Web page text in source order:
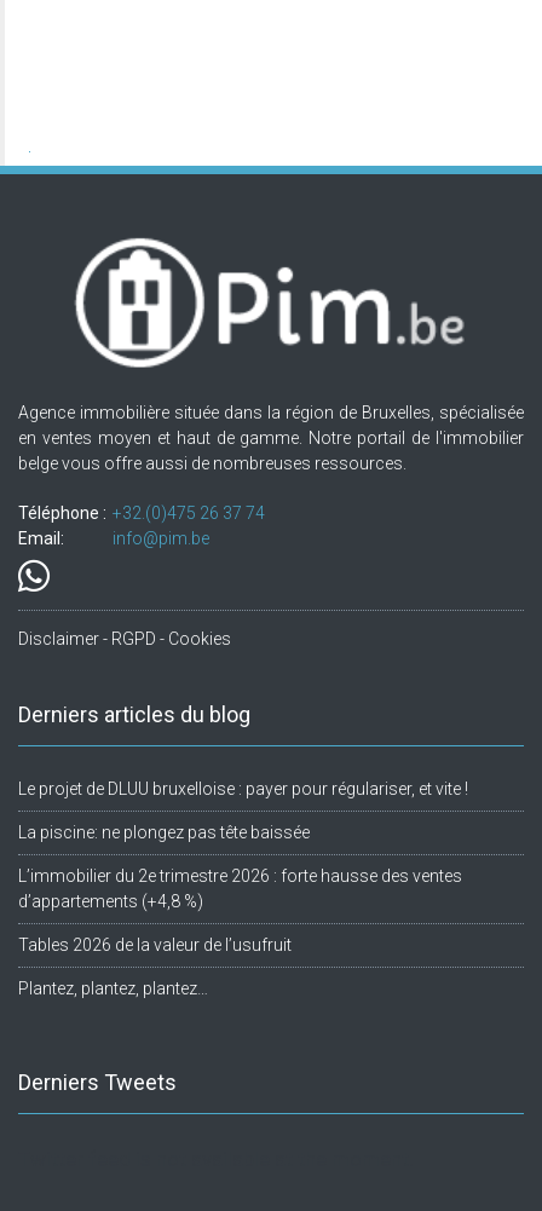
Agence immobilière située dans la région de Bruxelles, spécialisée
en ventes moyen et haut de gamme. Notre portail de l'immobilier
belge vous offre aussi de nombreuses ressources.
Téléphone : +32.(0)475 26 37 74
Email:
info@pim.be
Disclaimer - RGPD - Cookies
Derniers articles du blog
Le projet de DLUU bruxelloise : payer pour régulariser, et vite !
La piscine: ne plongez pas tête baissée
L’immobilier du 2e trimestre 2026 : forte hausse des ventes
d’appartements (+4,8 %)
Tables 2026 de la valeur de l’usufruit
Plantez, plantez, plantez…
Derniers Tweets